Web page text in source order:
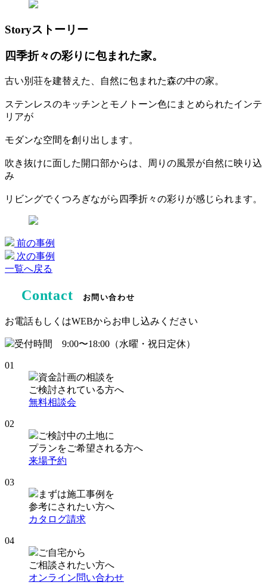
Storyストーリー
四季折々の彩りに包まれた家。
古い別荘を建替えた、自然に包まれた森の中の家。
ステンレスのキッチンとモノトーン色にまとめられたインテ
リアが
モダンな空間を創り出します。
吹き抜けに面した開口部からは、周りの風景が自然に映り込
み
リビングでくつろぎながら四季折々の彩りが感じられます。
前の事例
次の事例
一覧へ戻る
Contact お問い合わせ
お電話もしくはWEBからお申し込みください
受付時間 9:00〜18:00（水曜・祝日定休）
01
資金計画の相談を
ご検討されている方へ
無料相談会
02
ご検討中の土地に
プランをご希望される方へ
来場予約
03
まずは施工事例を
参考にされたい方へ
カタログ請求
04
ご自宅から
ご相談されたい方へ
オンライン問い合わせ